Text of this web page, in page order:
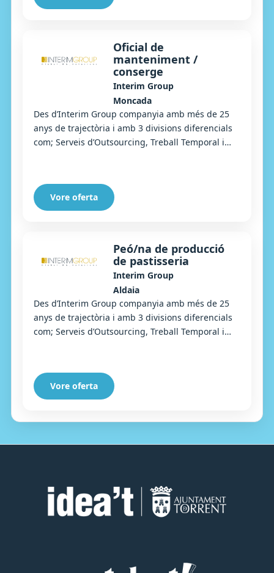
Oficial de
manteniment /
conserge
Interim Group
Moncada
Des d’Interim Group companyia amb més de 25
anys de trajectòria i amb 3 divisions diferencials
com; Serveis d’Outsourcing, Treball Temporal i
Vore oferta
Peó/na de producció
de pastisseria
Interim Group
Aldaia
Des d’Interim Group companyia amb més de 25
anys de trajectòria i amb 3 divisions diferencials
com; Serveis d’Outsourcing, Treball Temporal i
Vore oferta